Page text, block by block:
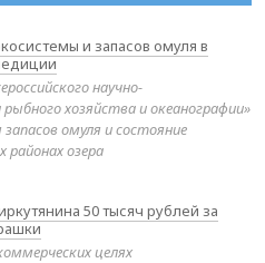
и запасов омуля в
научно-
хозяйства и океанографии»
омуля и состояние
озера
50 тысяч рублей за
целях